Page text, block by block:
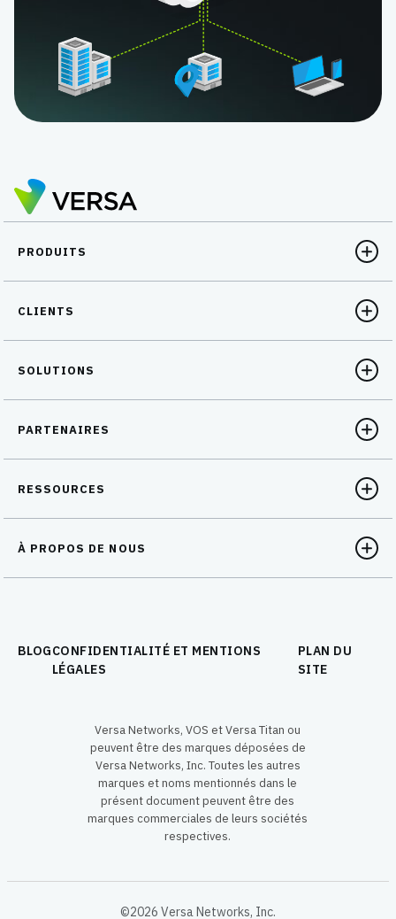
PRODUITS
CLIENTS
SOLUTIONS
PARTENAIRES
RESSOURCES
À PROPOS DE NOUS
BLOGCONFIDENTIALITÉ ET MENTIONS
LÉGALES
PLAN DU
SITE
Versa Networks, VOS et Versa Titan ou
peuvent être des marques déposées de
Versa Networks, Inc. Toutes les autres
marques et noms mentionnés dans le
présent document peuvent être des
marques commerciales de leurs sociétés
respectives.
©2026 Versa Networks, Inc.